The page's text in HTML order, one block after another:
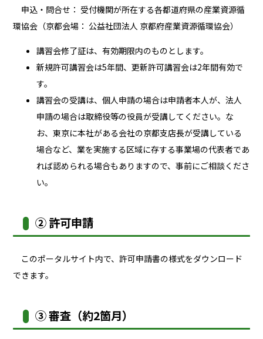
申込・問合せ： 受付機関が所在する各都道府県の産業資源循
環協会 （京都会場： 公益社団法人 京都府産業資源循環協会）
講習会修了証は、有効期限内のものとします。
新規許可講習会は5年間、更新許可講習会は2年間有効で
す。
講習会の受講は、個人申請の場合は申請者本人が、法人
申請の場合は取締役等の役員が受講してください。な
お、東京に本社がある会社の京都支店長が受講している
場合など、業を実施する区域に存する事業場の代表者であ
れば認められる場合もありますので、事前にご相談くださ
い。
② 許可申請
このポータルサイト内で、許可申請書の様式をダウンロード
できます。
③ 審査（約2箇月）